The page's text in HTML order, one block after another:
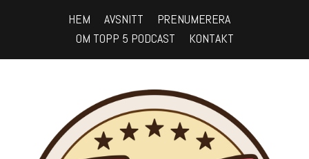
HEM AVSNITT
PRENUMERERA
OM TOPP 5 PODCAST
KONTAKT